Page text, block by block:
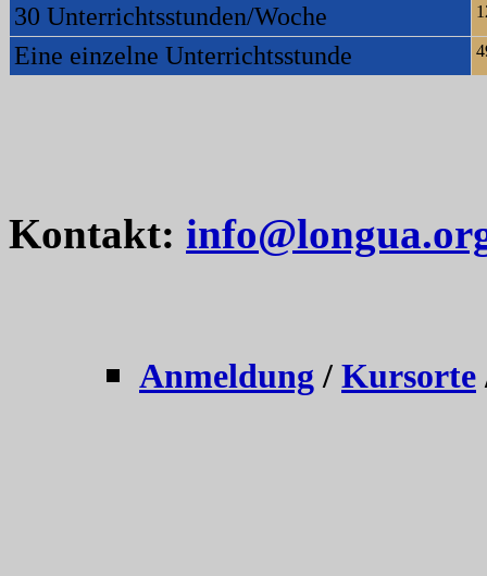
30 Unterrichtsstunden/Woche
Eine einzelne Unterrichtsstunde
Kontakt:
Anmeldung / Kursorte